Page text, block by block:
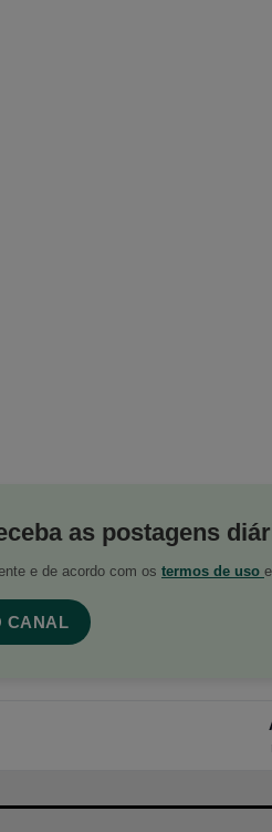
as postagens
e de acordo com os termos de uso e
CANAL